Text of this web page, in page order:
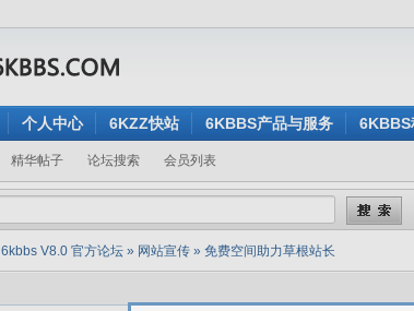
个人中心 6KZZ快站 6KBBS产品与服务 6KBBS
精华帖子 论坛搜索 会员列表
6kbbs V8.0 官方论坛 » 网站宣传 » 免费空间助力草根站长